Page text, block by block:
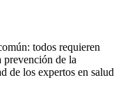
todos requieren
prevención de la
de los expertos en salud